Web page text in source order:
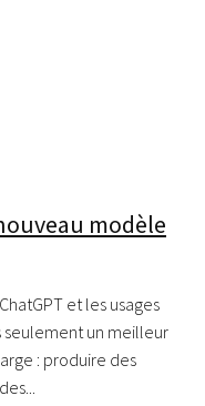
modèle
et les usages
seulement un meilleur
: produire des